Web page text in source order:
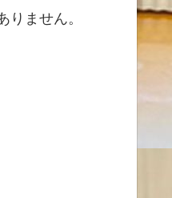
りません。